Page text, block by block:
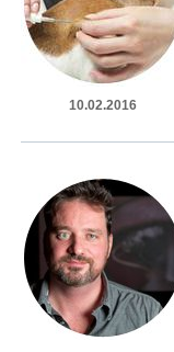
10.02.2016